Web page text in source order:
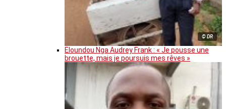
© DR
Eloundou Nga Audrey Frank : « Je pousse une
brouette, mais je poursuis mes rêves »